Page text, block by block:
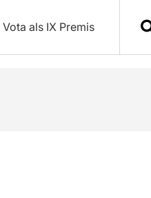
Vota als IX Premis